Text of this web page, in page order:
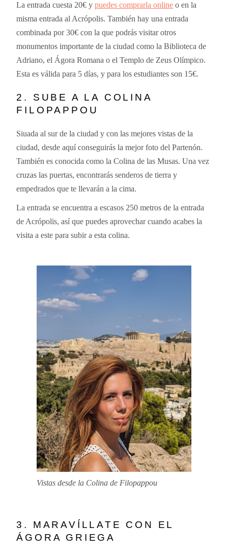
La entrada cuesta 20€ ypuedes comprarla online o en la
misma entrada al Acrópolis. También hay una entrada
combinada por 30€ con la que podrás visitar otros
monumentos importante de la ciudad como la Biblioteca de
Adriano, el Ágora Romana o el Templo de Zeus Olímpico.
Esta es válida para 5 días, y para los estudiantes son 15€.
2. SUBE A LA COLINA
FILOPAPPOU
Siuada al sur de la ciudad y con las mejores vistas de la
ciudad, desde aquí conseguirás la mejor foto del Partenón.
También es conocida como la Colina de las Musas. Una vez
cruzas las puertas, encontrarás senderos de tierra y
empedrados que te llevarán a la cima.
La entrada se encuentra a escasos 250 metros de la entrada
de Acrópolis, así que puedes aprovechar cuando acabes la
visita a este para subir a esta colina.
Vistas desde la Colina de Filopappou
3. MARAVÍLLATE CON EL
ÁGORA GRIEGA